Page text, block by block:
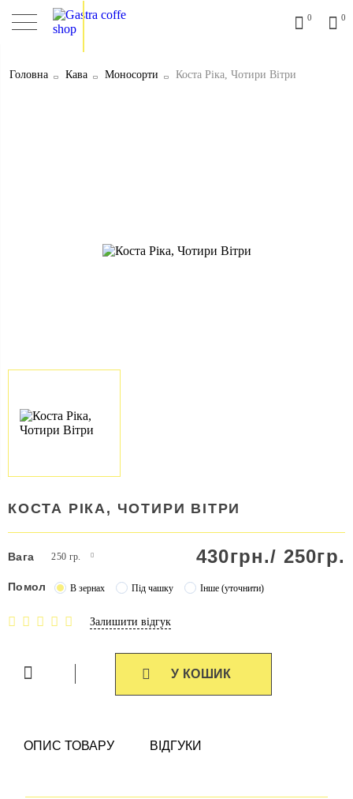
0 0
Головна Кава Moносорти Коста Ріка, Чотири Вітри
КОСТА РІКА, ЧОТИРИ ВІТРИ
Вага 250 гр. 430грн./ 250гр.
Помол В зернах Під чашку Інше (уточнити)
Залишити відгук
У КОШИК
ОПИС ТОВАРУ ВІДГУКИ